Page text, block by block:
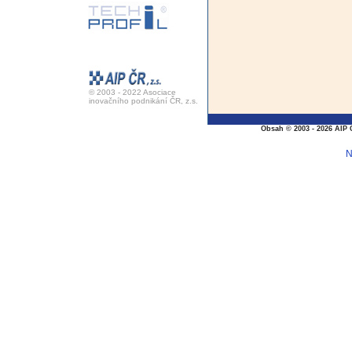
© 2003 - 2022 Asociace
inovačního podnikání ČR, z.s.
Obsah © 2003 - 2026